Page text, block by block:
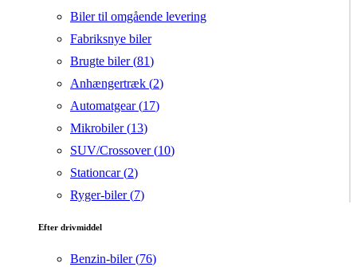
Biler til omgående levering
Fabriksnye biler
Brugte biler (81)
Anhængertræk (2)
Automatgear (17)
Mikrobiler (13)
SUV/Crossover (10)
Stationcar (2)
Ryger-biler (7)
Efter drivmiddel
Benzin-biler (76)